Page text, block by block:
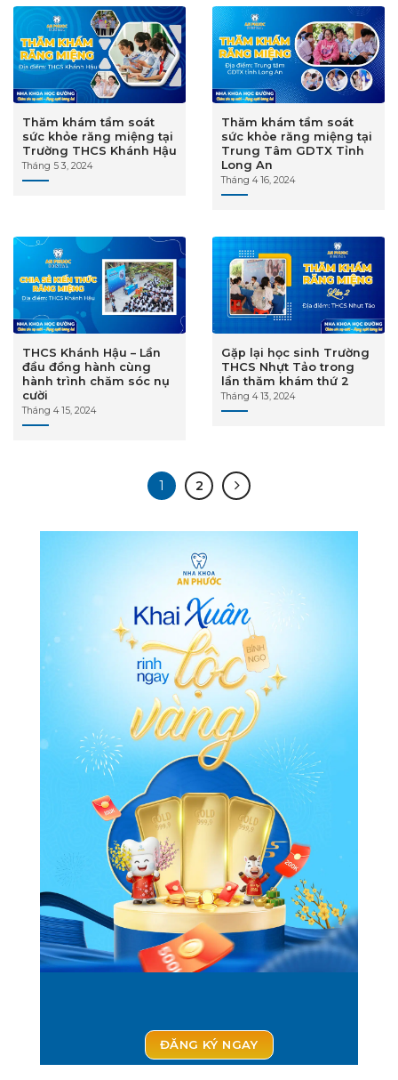
Thăm khám tầm soát
sức khỏe răng miệng tại
Trường THCS Khánh Hậu
Tháng 5 3, 2024
Thăm khám tầm soát
sức khỏe răng miệng tại
Trung Tâm GDTX Tỉnh
Long An
Tháng 4 16, 2024
THCS Khánh Hậu – Lần
đầu đồng hành cùng
hành trình chăm sóc nụ
cười
Tháng 4 15, 2024
Gặp lại học sinh Trường
THCS Nhựt Tảo trong
lần thăm khám thứ 2
Tháng 4 13, 2024
1 2
ĐĂNG KÝ NGAY